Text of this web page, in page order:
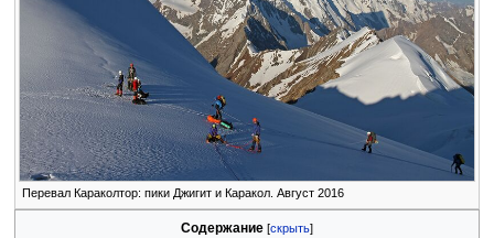
Перевал Караколтор: пики Джигит и Каракол. Август 2016
Содержание